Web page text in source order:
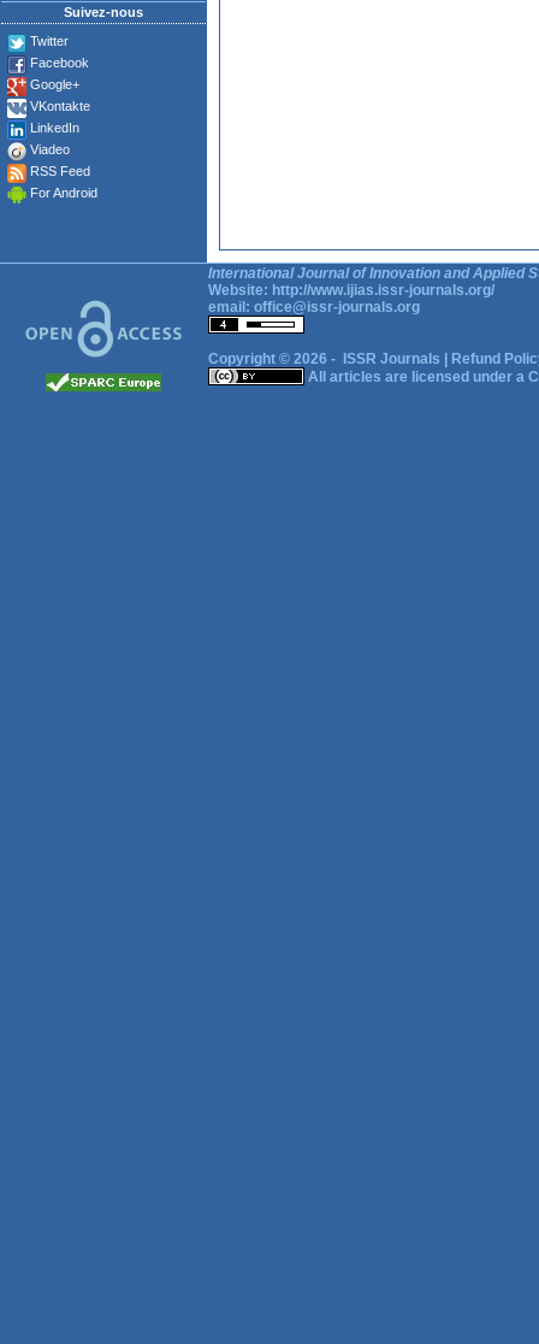
Suivez-nous
Twitter
Facebook
Google+
VKontakte
LinkedIn
Viadeo
RSS Feed
For Android
International Journal of Innovation and Applied
Website: http://www.ijias.issr-journals.org/
email: office@issr-journals.org
Copyright © 2026 - ISSR Journals
Refund
All articles are licensed under a